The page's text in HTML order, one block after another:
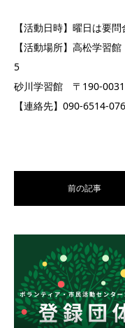
【活動日時】曜日は
【活動場所】高松学習
5
砂川学習館 〒190-
【連絡先】090-6514-
前の記事